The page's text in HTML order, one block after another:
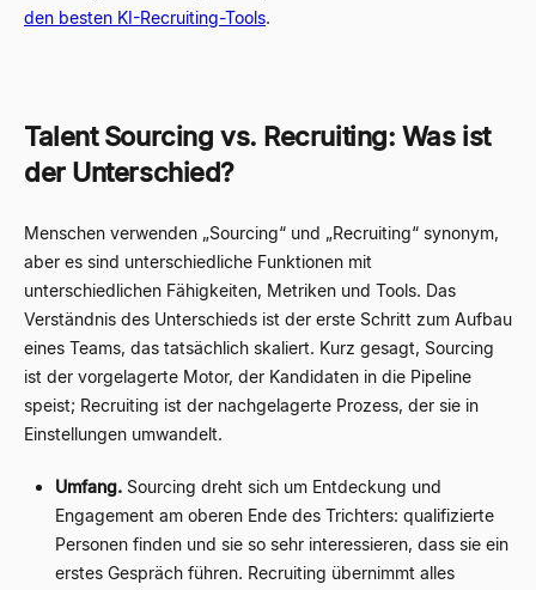
den besten KI-Recruiting-Tools.
Talent Sourcing vs. Recruiting: Was ist
der Unterschied?
Menschen verwenden „Sourcing“ und „Recruiting“ synonym,
aber es sind unterschiedliche Funktionen mit
unterschiedlichen Fähigkeiten, Metriken und Tools. Das
Verständnis des Unterschieds ist der erste Schritt zum Aufbau
eines Teams, das tatsächlich skaliert. Kurz gesagt, Sourcing
ist der vorgelagerte Motor, der Kandidaten in die Pipeline
speist; Recruiting ist der nachgelagerte Prozess, der sie in
Einstellungen umwandelt.
Umfang. Sourcing dreht sich um Entdeckung und
Engagement am oberen Ende des Trichters: qualifizierte
Personen finden und sie so sehr interessieren, dass sie ein
erstes Gespräch führen. Recruiting übernimmt alles